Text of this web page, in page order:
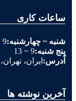
ساعات کاری
شنبه ~ چهارشنبه:9 ~ 19
پنج شنبه:9 ~ 13
آدرس: ایران، تهران،
آخرین نوشته ها